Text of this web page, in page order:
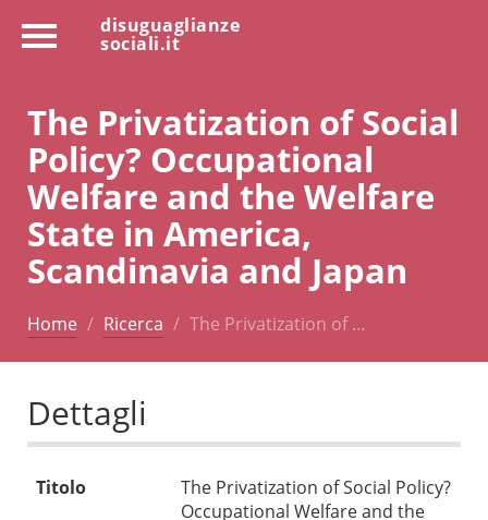
disuguaglianze
sociali.it
The Privatization of Social
Policy? Occupational
Welfare and the Welfare
State in America,
Scandinavia and Japan
Home Ricerca The Privatization of …
Dettagli
Titolo
The Privatization of Social Policy?
Occupational Welfare and the